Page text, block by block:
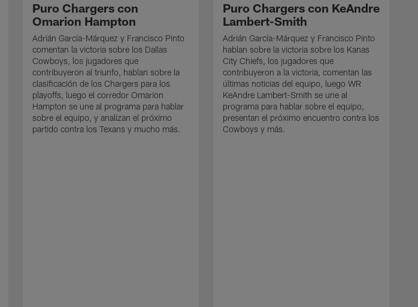
Puro Chargers con
Omarion Hampton
Adrián García-Márquez y Francisco Pinto
comentan la victoria sobre los Dallas
Cowboys, los jugadores que
contribuyeron al triunfo, hablan sobre la
clasificación de los Chargers para los
playoffs, luego el corredor Omarion
Hampton se une al programa para hablar
sobre el equipo, y analizan el próximo
partido contra los Texans y mucho más.
Puro Chargers con KeAndre
Lambert-Smith
Adrián García-Márquez y Francisco Pinto
hablan sobre la victoria sobre los Kanas
City Chiefs, los jugadores que
contribuyeron a la victoria, comentan las
últimas noticias del equipo, luego WR
KeAndre Lambert-Smith se une al
programa para hablar sobre el equipo,
presentan el próximo encuentro contra los
Cowboys y más.